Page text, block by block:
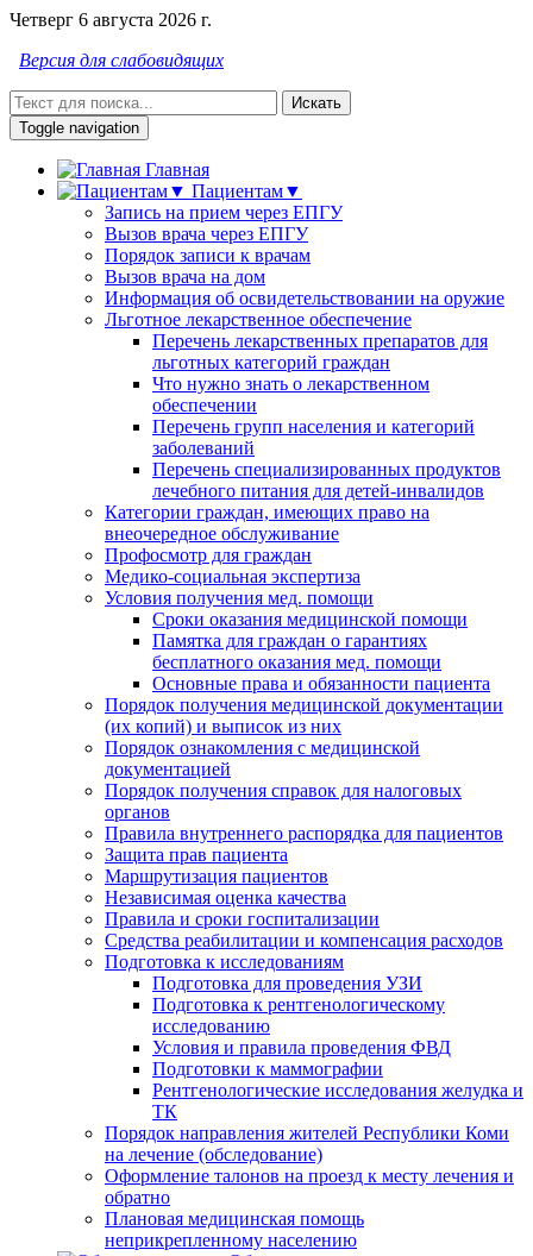
Четверг 6 августа 2026 г.
Версия для слабовидящих
Искать
Toggle navigation
Главная
Пациентам▼
Запись на прием через ЕПГУ
Вызов врача через ЕПГУ
Порядок записи к врачам
Вызов врача на дом
Информация об освидетельствовании на оружие
Льготное лекарственное обеспечение
Перечень лекарственных препаратов для
льготных категорий граждан
Что нужно знать о лекарственном
обеспечении
Перечень групп населения и категорий
заболеваний
Перечень специализированных продуктов
лечебного питания для детей-инвалидов
Категории граждан, имеющих право на
внеочередное обслуживание
Профосмотр для граждан
Медико-социальная экспертиза
Условия получения мед. помощи
Сроки оказания медицинской помощи
Памятка для граждан о гарантиях
бесплатного оказания мед. помощи
Основные права и обязанности пациента
Порядок получения медицинской документации
(их копий) и выписок из них
Порядок ознакомления с медицинской
документацией
Порядок получения справок для налоговых
органов
Правила внутреннего распорядка для пациентов
Защита прав пациента
Маршрутизация пациентов
Независимая оценка качества
Правила и сроки госпитализации
Средства реабилитации и компенсация расходов
Подготовка к исследованиям
Подготовка для проведения УЗИ
Подготовка к рентгенологическому
исследованию
Условия и правила проведения ФВД
Подготовки к маммографии
Рентгенологические исследования желудка и
ТК
Порядок направления жителей Республики Коми
на лечение (обследование)
Оформление талонов на проезд к месту лечения и
обратно
Плановая медицинская помощь
неприкрепленному населению